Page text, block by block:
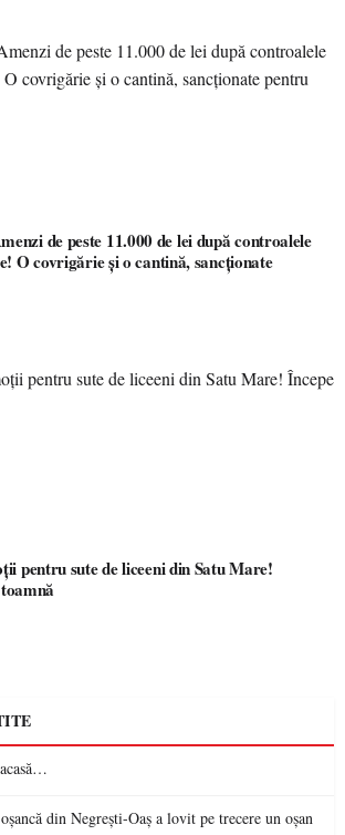
de peste 11.000 de lei după controalele
O covrigărie și o cantină, sancționate
pentru sute de liceeni din Satu Mare!
din Negrești-Oaș a lovit pe trecere un oșan